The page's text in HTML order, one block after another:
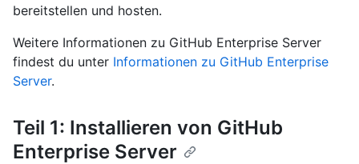
bereitstellen und hosten.
Weitere Informationen zu GitHub Enterprise Server
findest du unter Informationen zu GitHub Enterprise
Server.
Teil 1: Installieren von GitHub
Enterprise Server